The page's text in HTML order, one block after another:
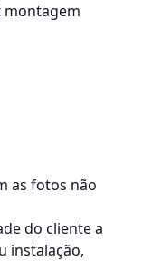
montagem
as fotos não
do cliente a
instalação,